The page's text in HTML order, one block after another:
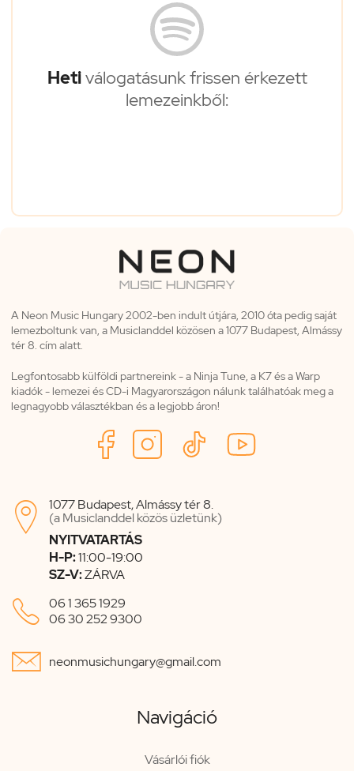
Hetiválogatásunk frissen érkezett
lemezeinkből:
A Neon Music Hungary 2002-ben indult útjára, 2010 óta pedig saját
lemezboltunk van, a Musiclanddel közösen a 1077 Budapest, Almássy
tér 8. cím alatt.
Legfontosabb külföldi partnereink - a Ninja Tune, a K7 és a Warp
kiadók - lemezei és CD-i Magyarországon nálunk találhatóak meg a
legnagyobb választékban és a legjobb áron!

1077 Budapest, Almássy tér 8.
(a Musiclanddel közös üzletünk)
NYITVATARTÁS
H-P:11:00-19:00
SZ-V:ZÁRVA
 06 1 365 1929
06 30 252 9300
 neonmusichungary@gmail.com
Navigáció
Vásárlói fiók